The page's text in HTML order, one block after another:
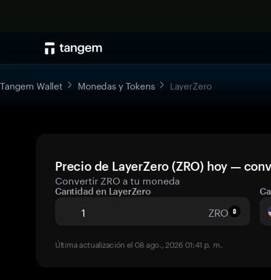
Tangem Wallet Monedas y Tokens LayerZero
Precio de LayerZero (ZRO) hoy —
Convertir ZRO a tu moneda
Cantidad en LayerZero
ZRO
Última actualización el 08 ago., 2026 01:41 p. m.